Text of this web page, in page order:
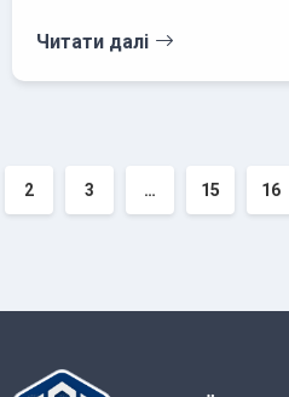
Читати далі
2 3 … 15 16